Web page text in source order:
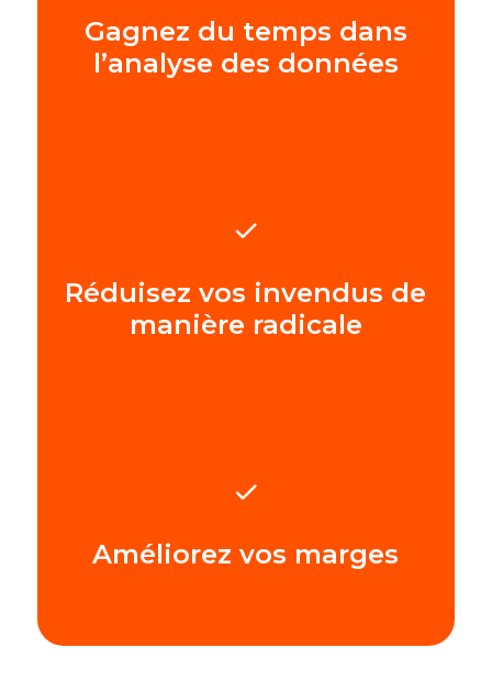
Gagnez du temps dans
l’analyse des données
Réduisez vos invendus de
manière radicale
Améliorez vos marges